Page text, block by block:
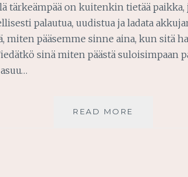
tärkeämpää on kuitenkin tietää paikka,
palautua, uudistua ja ladata
miten pääsemme sinne aina, kun sitä
sinä miten päästä suloisimpaan
READ MORE